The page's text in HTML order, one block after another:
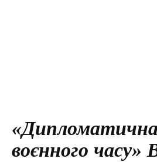
воєнного часу»